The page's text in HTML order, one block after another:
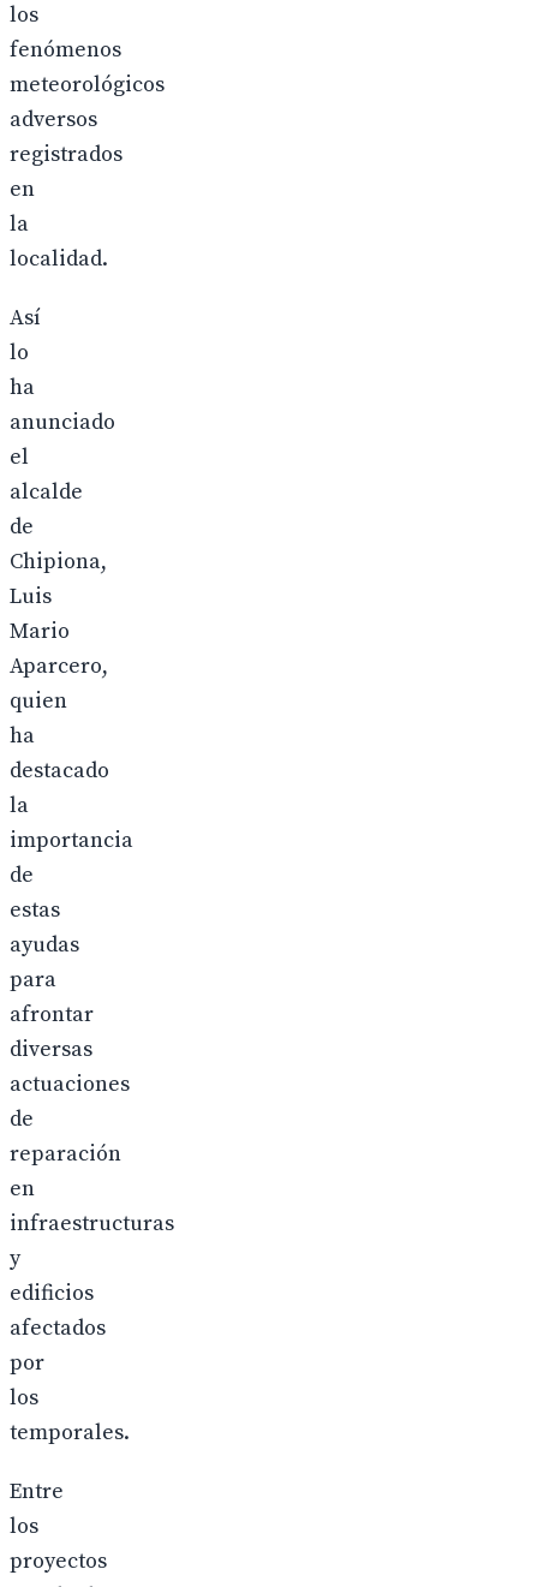
los
fenómenos
meteorológicos
adversos
registrados
en
la
localidad.
Así
lo
ha
anunciado
el
alcalde
de
Chipiona,
Luis
Mario
Aparcero,
quien
ha
destacado
la
importancia
de
estas
ayudas
para
afrontar
diversas
actuaciones
de
reparación
en
infraestructuras
y
edificios
afectados
por
los
temporales.
Entre
los
proyectos